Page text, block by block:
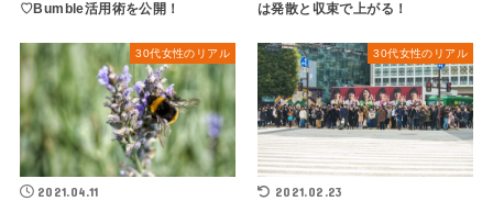
♡Bumble活用術を公開！
は発散と収束で上がる！
30代女性のリアル
2021.04.11
30代女性のリアル
2021.02.23